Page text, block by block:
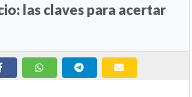
las claves para acertar